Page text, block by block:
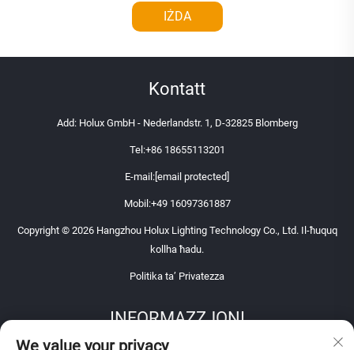
IŻDA
Kontatt
Add: Holux GmbH - Nederlandstr. 1, D-32825 Blomberg
Tel:+86 18655113201
E-mail: [email protected]
Mobil:+49 16097361887
Copyright © 2026 Hangzhou Holux Lighting Technology Co., Ltd. Il-ħuquq
kollha ħadu.
Politika ta’ Privatezza
INFORMAZZJONI
We value your privacy